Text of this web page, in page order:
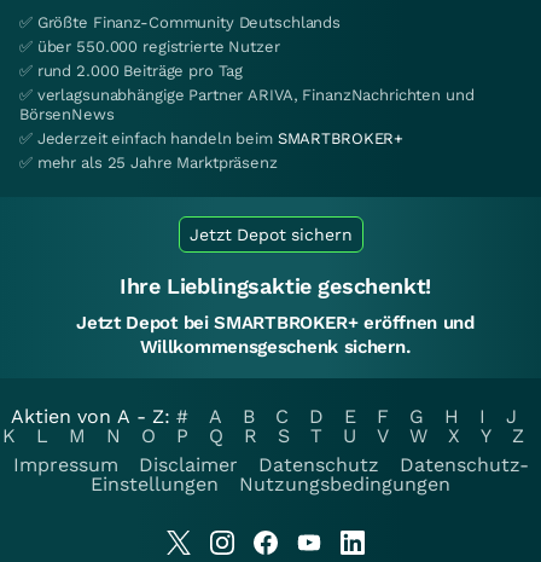
✅ Größte Finanz-Community Deutschlands
✅ über 550.000 registrierte Nutzer
✅ rund 2.000 Beiträge pro Tag
✅ verlagsunabhängige Partner ARIVA, FinanzNachrichten und
BörsenNews
✅ Jederzeit einfach handeln beim SMARTBROKER+
✅ mehr als 25 Jahre Marktpräsenz
Jetzt Depot sichern
Ihre Lieblingsaktie geschenkt!
Jetzt Depot bei SMARTBROKER+ eröffnen und
Willkommensgeschenk sichern.
Aktien von A - Z: # A B C D E F G H I
J
K
L M N O P Q R S T U V W X Y
Z
Impressum
Disclaimer Datenschutz
Datenschutz-
Einstellungen
Nutzungsbedingungen